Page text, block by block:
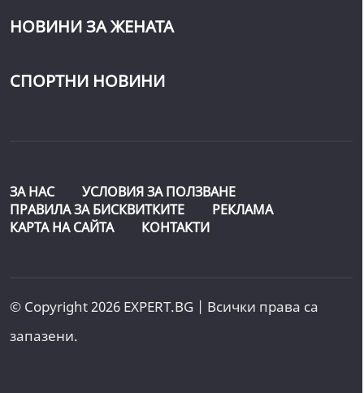
НОВИНИ ЗА ЖЕНАТА
СПОРТНИ НОВИНИ
ЗА НАС
УСЛОВИЯ ЗА ПОЛЗВАНЕ
ПРАВИЛА ЗА БИСКВИТКИТЕ
РЕКЛАМА
КАРТА НА САЙТА
КОНТАКТИ
© Copyright 2026 EXPERT.BG | Всички права са
запазени.